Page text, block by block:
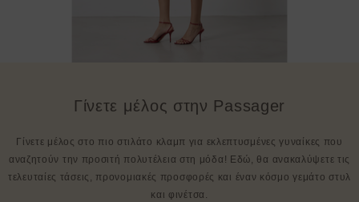
Γίνετε μέλος στην Passager
Γίνετε μέλος στο πιο στιλάτο κλαμπ για εκλεπτυσμένες γυναίκες που
αναζητούν την προσιτή πολυτέλεια στη μόδα! Εδώ, θα ανακαλύψετε τις
τελευταίες τάσεις, προνομιακές προσφορές και έναν κόσμο γεμάτο στυλ
και φινέτσα.